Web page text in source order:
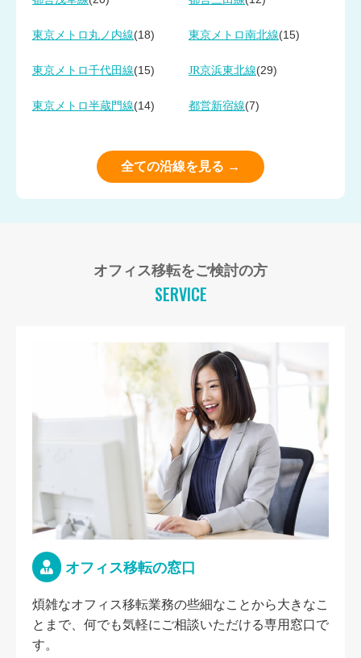
東京メトロ丸ノ内線(18) 東京メトロ南北線(15)
東京メトロ千代田線(15) JR京浜東北線(29)
東京メトロ半蔵門線(14) 都営新宿線(7)
全ての沿線を見る →
オフィス移転をご検討の方
SERVICE
オフィス移転の窓口
煩雑なオフィス移転業務の些細なことから大きなこ
とまで、何でも気軽にご相談いただける専用窓口で
す。